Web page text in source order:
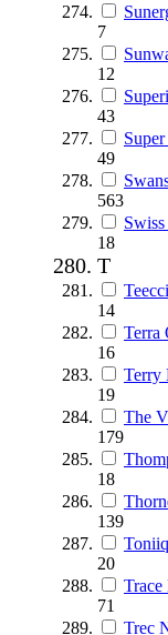
7
12
43
49
563
18
T
14
Terra
16
Terry
19
The
179
18
139
Toniiq
20
Trace
71
Trec